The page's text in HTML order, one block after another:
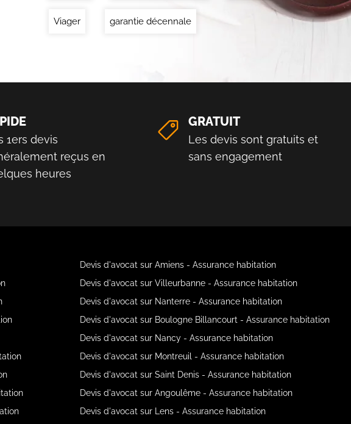
Viager garantie décennale
1ers devis
reçus en
heures
GRATUIT
Les devis sont gratuits et
sans engagement
Devis d'avocat sur Amiens - Assurance habitation
Devis d'avocat sur Villeurbanne - Assurance habitation
Devis d'avocat sur Nanterre - Assurance habitation
Devis d'avocat sur Boulogne Billancourt - Assurance habitation
Devis d'avocat sur Nancy - Assurance habitation
Devis d'avocat sur Montreuil - Assurance habitation
Devis d'avocat sur Saint Denis - Assurance habitation
Devis d'avocat sur Angoulême - Assurance habitation
Devis d'avocat sur Lens - Assurance habitation